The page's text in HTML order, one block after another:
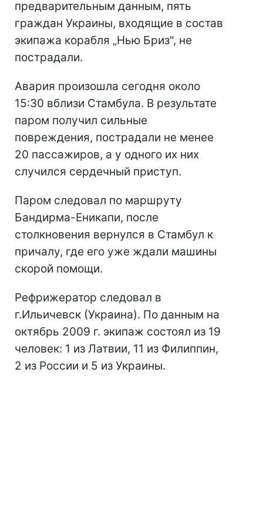
предварительным данным, пять
граждан Украины, входящие в состав
экипажа корабля „Нью Бриз", не
пострадали.
Авария произошла сегодня около
15:30 вблизи Стамбула. В результате
паром получил сильные
повреждения, пострадали не менее
20 пассажиров, а у одного их них
случился сердечный приступ.
Паром следовал по маршруту
Бандирма-Еникапи, после
столкновения вернулся в Стамбул к
причалу, где его уже ждали машины
скорой помощи.
Рефрижератор следовал в
г.Ильичевск (Украина). По данным на
октябрь 2009 г. экипаж состоял из 19
человек: 1 из Латвии, 11 из Филиппин,
2 из России и 5 из Украины.